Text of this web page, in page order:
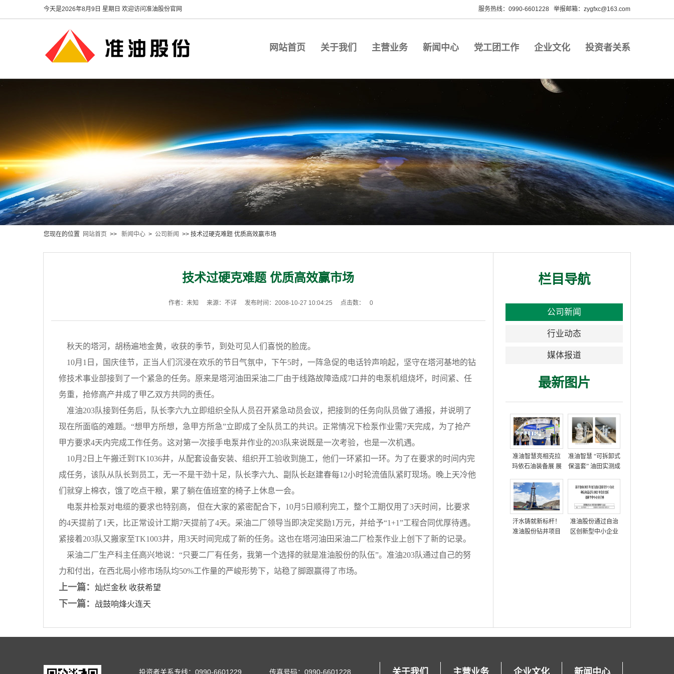
今天是2026年8月9日 星期日 欢迎访问准油股份官网 服务热线：0990-6601228 举报邮箱：zygfxc@163.com
网站首页 关于我们 主营业务 新闻中心 党工团工作 企业文化 投资者关系
您现在的位置 网站首页 >> 新闻中心 > 公司新闻 >> 技术过硬克难题 优质高效赢市场
技术过硬克难题 优质高效赢市场
作者：未知 来源：不详 发布时间：2008-10-27 10:04:25 点击数： 0
秋天的塔河，胡杨遍地金黄，收获的季节，到处可见人们喜悦的脸庞。
10月1日，国庆佳节，正当人们沉浸在欢乐的节日气氛中，下午5时，一阵急促的电话铃声响起，坚守在塔河基地的钻
修技术事业部接到了一个紧急的任务。原来是塔河油田采油二厂由于线路故障造成7口井的电泵机组烧坏，时间紧、任
务重，抢修高产井成了甲乙双方共同的责任。
准油203队接到任务后，队长李六九立即组织全队人员召开紧急动员会议，把接到的任务向队员做了通报，并说明了
现在所面临的难题。“想甲方所想，急甲方所急”立即成了全队员工的共识。正常情况下检泵作业需7天完成，为了抢产
甲方要求4天内完成工作任务。这对第一次接手电泵井作业的203队来说既是一次考验，也是一次机遇。
10月2日上午搬迁到TK1036井，从配套设备安装、组织开工验收到施工，他们一环紧扣一环。为了在要求的时间内完
成任务，该队从队长到员工，无一不是干劲十足，队长李六九、副队长赵建春每12小时轮流值队紧盯现场。晚上天冷他
们就穿上棉衣，饿了吃点干粮，累了躺在值班室的椅子上休息一会。
电泵井检泵对电缆的要求也特别高， 但在大家的紧密配合下，10月5日顺利完工，整个工期仅用了3天时间，比要求
的4天提前了1天，比正常设计工期7天提前了4天。采油二厂领导当即决定奖励1万元，并给予“1+1”工程合同优厚待遇。
紧接着203队又搬家至TK1003井，用3天时间完成了新的任务。这也在塔河油田采油二厂检泵作业上创下了新的记录。
采油二厂生产科主任高兴地说：“只要二厂有任务，我第一个选择的就是准油股份的队伍”。准油203队通过自己的努
力和付出，在西北局小修市场队均50%工作量的严峻形势下，站稳了脚跟赢得了市场。
上一篇： 灿烂金秋 收获希望
下一篇： 战鼓响烽火连天
栏目导航
公司新闻
行业动态
媒体报道
最新图片
准油智慧亮相克拉
玛依石油装备展 展
案
准油智慧 “可拆卸式
保温套” 油田实测成
汗水铸就新标杆！
准油股份钻井项目
准油股份通过自治
区创新型中小企业
投资者关系专线：0990-6601229 传真号码：0990-6601228 关于我们 主营业务 企业文化 新闻中心